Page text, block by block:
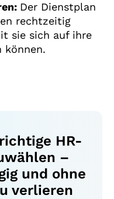
Der Dienstplan
rechtzeitig
sie sich auf ihre
können.
HR-
–
und ohne
verlieren